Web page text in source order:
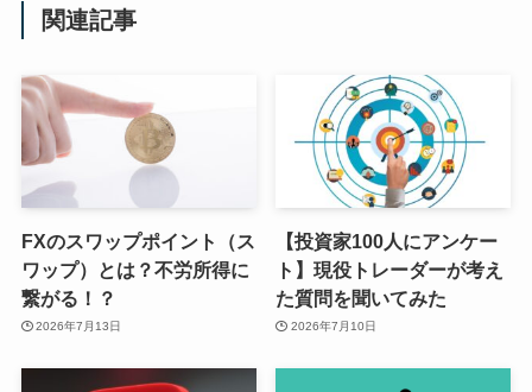
関連記事
FXのスワップポイント（ス
ワップ）とは？不労所得に
繋がる！？
2026年7月13日
【投資家100人にアンケー
ト】現役トレーダーが考え
た質問を聞いてみた
2026年7月10日